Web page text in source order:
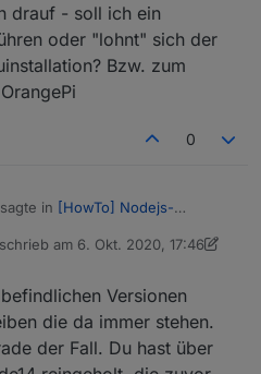
drauf - soll ich ein
oder "lohnt" sich der
Bzw. zum
0
sagte in [HowTo] Nodejs-
node12 installieren, nicht
zufällig aktiv,
geschrieben habe.
scheint mein Zitat bzw.
Beschreibung korrekt zu sein.
gleich mal$ sudo rm /usr/local/
$ sudo rm /usr/local/
schrieb am 6. Okt. 2020, 17:46
editiert von Thomas Braun
Versionen
die da immer stehen.
der Fall. Du hast über